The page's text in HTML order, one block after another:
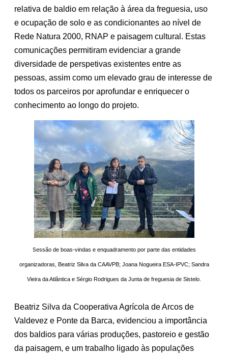
relativa de baldio em relação à área da freguesia, uso
e ocupação de solo e as condicionantes ao nível de
Rede Natura 2000, RNAP e paisagem cultural. Estas
comunicações permitiram evidenciar a grande
diversidade de perspetivas existentes entre as
pessoas, assim como um elevado grau de interesse de
todos os parceiros por aprofundar e enriquecer o
conhecimento ao longo do projeto.
Sessão de boas-vindas e enquadramento por parte das entidades
organizadoras, Beatriz Silva da CAAVPB; Joana Nogueira ESA-IPVC; Sandra
Vieira da Atlântica e Sérgio Rodrigues da Junta de freguesia de Sistelo.
Beatriz Silva da Cooperativa Agrícola de Arcos de
Valdevez e Ponte da Barca, evidenciou a importância
dos baldios para várias produções, pastoreio e gestão
da paisagem, e um trabalho ligado às populações